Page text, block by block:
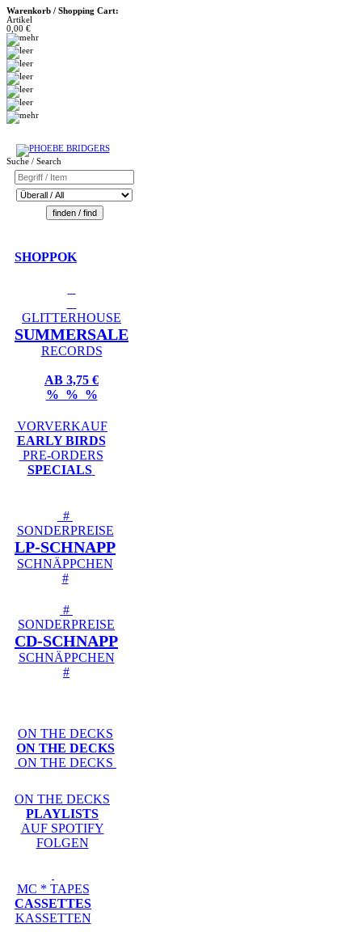
Warenkorb / Shopping Cart:
Artikel
0,00 €
Suche / Search
SHOPPOK
GLITTERHOUSE
SUMMERSALE
RECORDS
AB 3,75 €
% % %
VORVERKAUF
EARLY BIRDS
PRE-ORDERS
SPECIALS
#
SONDERPREISE
LP-SCHNAPP
SCHNÄPPCHEN
#
#
SONDERPREISE
CD-SCHNAPP
SCHNÄPPCHEN
#
ON THE DECKS
ON THE DECKS
ON THE DECKS
ON THE DECKS
PLAYLISTS
AUF SPOTIFY
FOLGEN
MC * TAPES
CASSETTES
KASSETTEN